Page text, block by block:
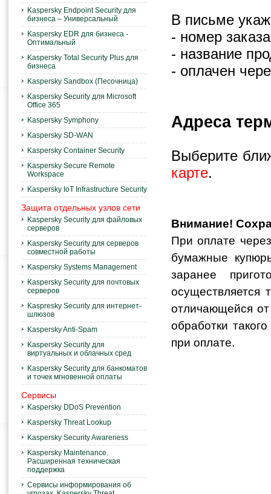
Kaspersky Endpoint Security для
бизнеса – Универсальный
Kaspersky EDR для бизнеса -
Оптимальный
Kaspersky Total Security Plus для
бизнеса
Kaspersky Sandbox (Песочница)
Kaspersky Security для Microsoft
Office 365
Kaspersky Symphony
Kaspersky SD-WAN
Kaspersky Container Security
Kaspersky Secure Remote
Workspace
Kaspersky IoT Infrastructure Security
Защита отдельных узлов сети
Kaspersky Security для файловых
серверов
Kaspersky Security для серверов
совместной работы
Kaspersky Systems Management
Kaspersky Security для почтовых
серверов
Kaspresky Security для интернет-
шлюзов
Kaspersky Anti-Spam
Kaspersky Security для
виртуальных и облачных сред
Kaspersky Security для банкоматов
и точек мгновенной оплаты
Сервисы
Kaspersky DDoS Prevention
Kaspersky Threat Lookup
Kaspersky Security Awareness
Kaspersky Maintenance.
Расширенная техническая
поддержка
Сервисы информирования об
В письме
- номер заказа
- название
- оплачен
Адреса
Выберите
карте.
Внимание!
При оплате
бумажные
заранее
осуществляется
отличающейся от
обработки
при оплате.